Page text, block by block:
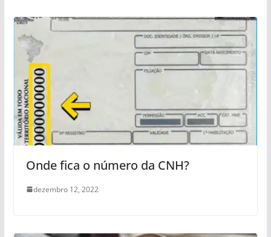
Onde fica o número da CNH?
dezembro 12, 2022